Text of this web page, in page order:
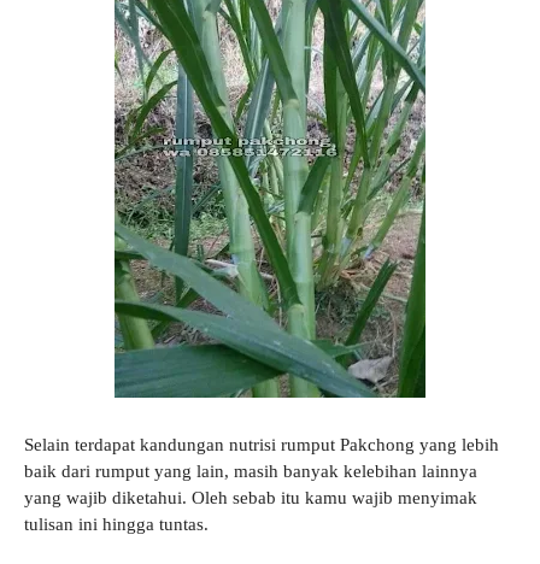
Selain terdapat kandungan nutrisi rumput Pakchong yang lebih
baik dari rumput yang lain, masih banyak kelebihan lainnya
yang wajib diketahui. Oleh sebab itu kamu wajib menyimak
tulisan ini hingga tuntas.